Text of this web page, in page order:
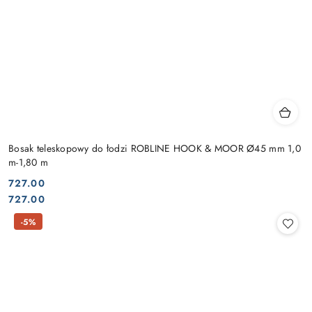
Bosak teleskopowy do łodzi ROBLINE HOOK & MOOR Ø45 mm 1,0
m-1,80 m
Cena:
727.00
Cena:
727.00
-5%